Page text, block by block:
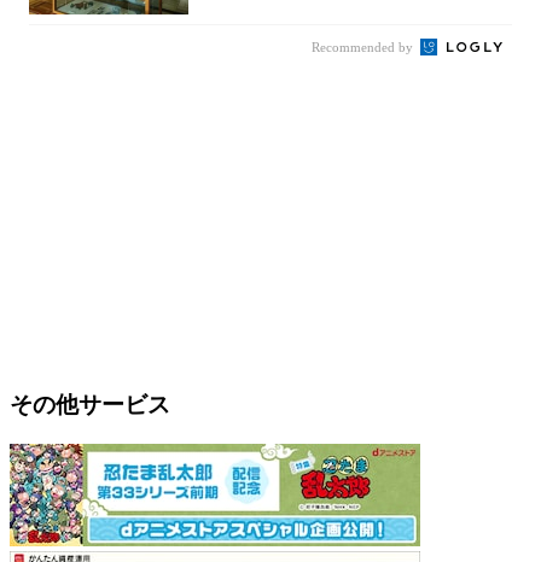
Recommended by
その他サービス